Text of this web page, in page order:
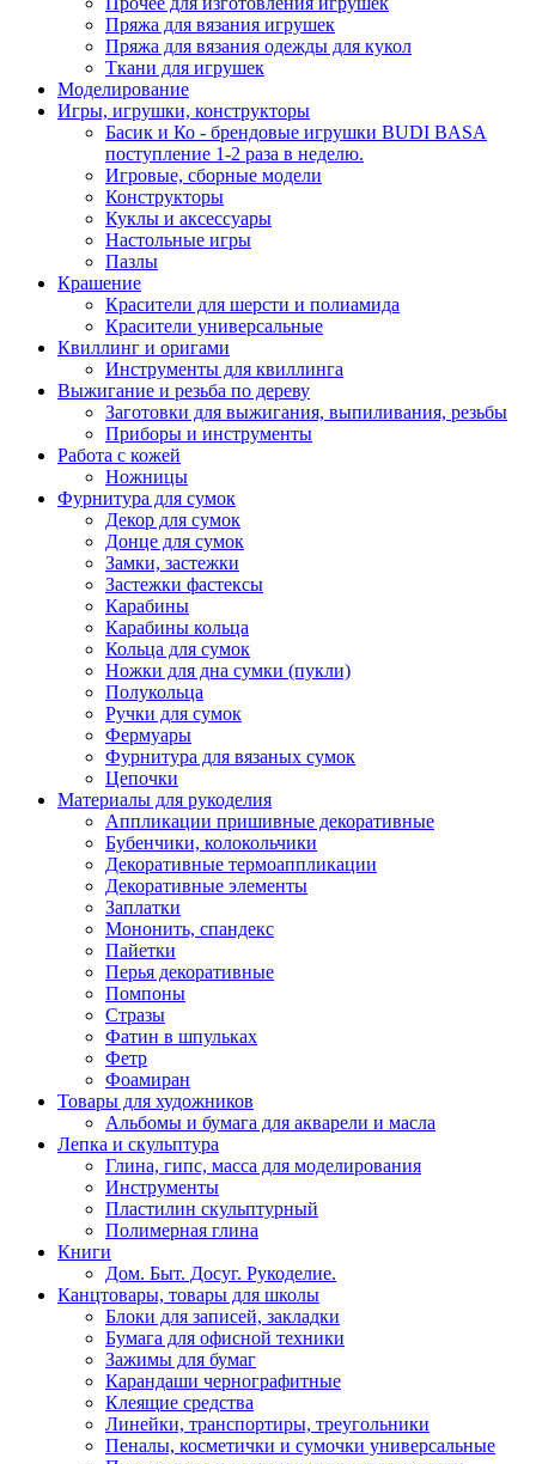
Пряжа для вязания игрушек
Пряжа для вязания одежды для кукол
Ткани для игрушек
Моделирование
Игры, игрушки, конструкторы
Басик и Ко - брендовые игрушки BUDI BASA
поступление 1-2 раза в неделю.
Игровые, сборные модели
Конструкторы
Куклы и аксессуары
Настольные игры
Пазлы
Крашение
Красители для шерсти и полиамида
Красители универсальные
Квиллинг и оригами
Инструменты для квиллинга
Выжигание и резьба по дереву
Заготовки для выжигания, выпиливания, резьбы
Приборы и инструменты
Работа с кожей
Ножницы
Фурнитура для сумок
Декор для сумок
Донце для сумок
Замки, застежки
Застежки фастексы
Карабины
Карабины кольца
Кольца для сумок
Ножки для дна сумки (пукли)
Полукольца
Ручки для сумок
Фермуары
Фурнитура для вязаных сумок
Цепочки
Материалы для рукоделия
Аппликации пришивные декоративные
Бубенчики, колокольчики
Декоративные термоаппликации
Декоративные элементы
Заплатки
Мононить, спандекс
Пайетки
Перья декоративные
Помпоны
Стразы
Фатин в шпульках
Фетр
Фоамиран
Товары для художников
Альбомы и бумага для акварели и масла
Лепка и скульптура
Глина, гипс, масса для моделирования
Инструменты
Пластилин скульптурный
Полимерная глина
Книги
Дом. Быт. Досуг. Рукоделие.
Канцтовары, товары для школы
Блоки для записей, закладки
Бумага для офисной техники
Зажимы для бумаг
Карандаши чернографитные
Клеящие средства
Линейки, транспортиры, треугольники
Пеналы, косметички и сумочки универсальные